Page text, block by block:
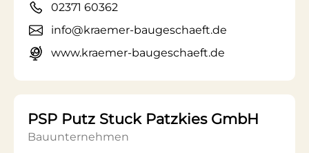
02371 60362
info@kraemer-baugeschaeft.de
www.kraemer-baugeschaeft.de
PSP Putz Stuck Patzkies GmbH
Bauunternehmen